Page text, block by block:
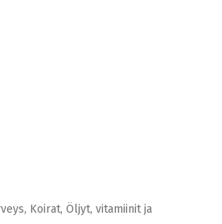
, Koirat, Öljyt, vitamiinit ja